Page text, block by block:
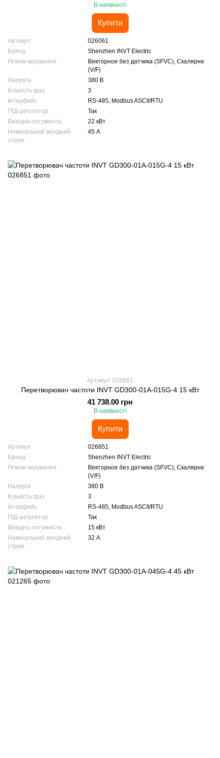
В наявності
Купити
Артикул
026061
Бренд
Shenzhen INVT Electric
Режим керування
Векторное без датчика (SFVC), Скалярне
(V/F)
Напруга
380 В
Кількість фаз
3
Інтерфейс
RS-485, Modbus ASCII/RTU
ПІД-регулятор
Так
Вихідна потужність
22 кВт
Номінальний вихідний
струм
45 А
Артикул: 026851
Перетворювач частоти INVT GD300-01A-015G-4 15 кВт
41 738.00 грн
В наявності
Купити
Артикул
026851
Бренд
Shenzhen INVT Electric
Режим керування
Векторное без датчика (SFVC), Скалярне
(V/F)
Напруга
380 В
Кількість фаз
3
Інтерфейс
RS-485, Modbus ASCII/RTU
ПІД-регулятор
Так
Вихідна потужність
15 кВт
Номінальний вихідний
струм
32 А